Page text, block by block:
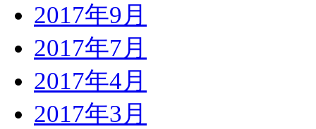
2017年9月
2017年7月
2017年4月
2017年3月